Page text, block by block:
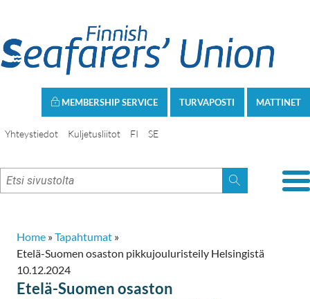
MATTINET
TURVAPOSTI
MEMBERSHIP SERVICE
Yhteystiedot Kuljetusliitot FI SE
Home »Tapahtumat »
Etelä-Suomen osaston pikkujouluristeily Helsingistä
10.12.2024
Etelä-Suomen osaston